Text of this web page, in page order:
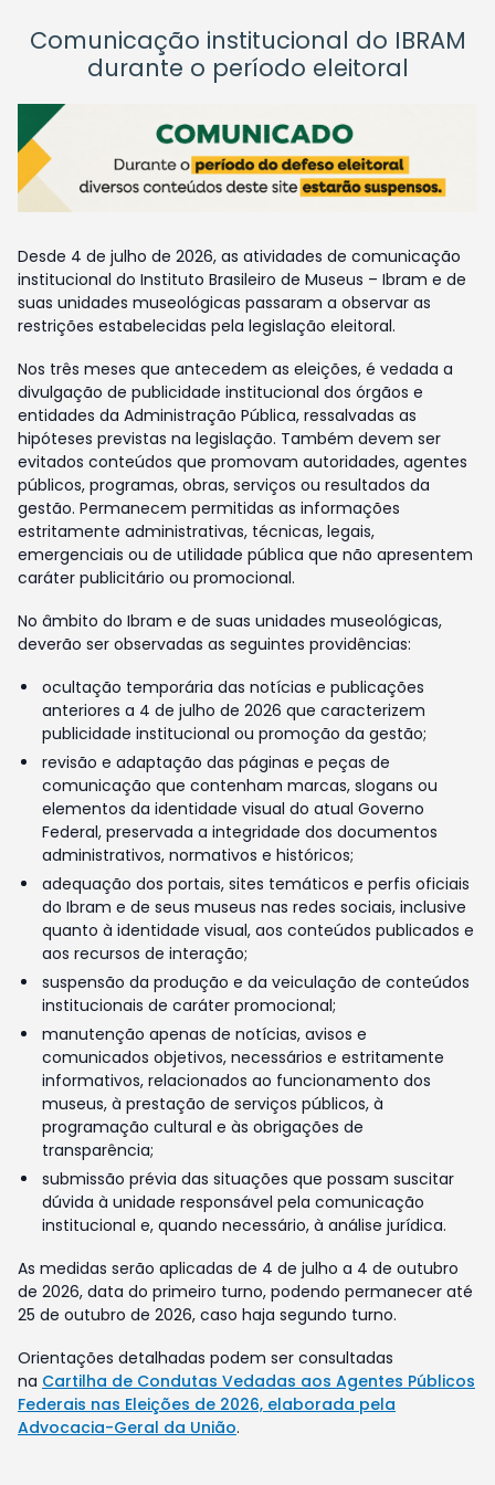
Comunicação institucional do IBRAM
durante o período eleitoral
Desde 4 de julho de 2026, as atividades de comunicação
institucional do Instituto Brasileiro de Museus – Ibram e de
suas unidades museológicas passaram a observar as
restrições estabelecidas pela legislação eleitoral.
Nos três meses que antecedem as eleições, é vedada a
divulgação de publicidade institucional dos órgãos e
entidades da Administração Pública, ressalvadas as
hipóteses previstas na legislação. Também devem ser
evitados conteúdos que promovam autoridades, agentes
públicos, programas, obras, serviços ou resultados da
gestão. Permanecem permitidas as informações
estritamente administrativas, técnicas, legais,
emergenciais ou de utilidade pública que não apresentem
caráter publicitário ou promocional.
No âmbito do Ibram e de suas unidades museológicas,
deverão ser observadas as seguintes providências:
ocultação temporária das notícias e publicações
anteriores a 4 de julho de 2026 que caracterizem
publicidade institucional ou promoção da gestão;
revisão e adaptação das páginas e peças de
comunicação que contenham marcas, slogans ou
elementos da identidade visual do atual Governo
Federal, preservada a integridade dos documentos
administrativos, normativos e históricos;
adequação dos portais, sites temáticos e perfis oficiais
do Ibram e de seus museus nas redes sociais, inclusive
quanto à identidade visual, aos conteúdos publicados e
aos recursos de interação;
suspensão da produção e da veiculação de conteúdos
institucionais de caráter promocional;
manutenção apenas de notícias, avisos e
comunicados objetivos, necessários e estritamente
informativos, relacionados ao funcionamento dos
museus, à prestação de serviços públicos, à
programação cultural e às obrigações de
transparência;
submissão prévia das situações que possam suscitar
dúvida à unidade responsável pela comunicação
institucional e, quando necessário, à análise jurídica.
As medidas serão aplicadas de 4 de julho a 4 de outubro
de 2026, data do primeiro turno, podendo permanecer até
25 de outubro de 2026, caso haja segundo turno.
Orientações detalhadas podem ser consultadas
na Cartilha de Condutas Vedadas aos Agentes Públicos
Federais nas Eleições de 2026, elaborada pela
Advocacia-Geral da União.